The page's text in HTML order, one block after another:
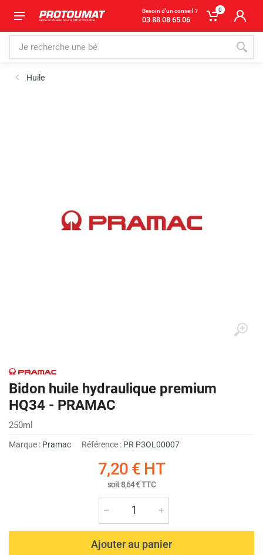
Besoin d'un conseil ?
03 88 08 65 06
0
Huile
Bidon huile hydraulique premium
HQ34 - PRAMAC
250ml
Marque : Pramac Référence : PR P3OL00007
7,20 € HT
soit8,64 €TTC
Ajouter au panier